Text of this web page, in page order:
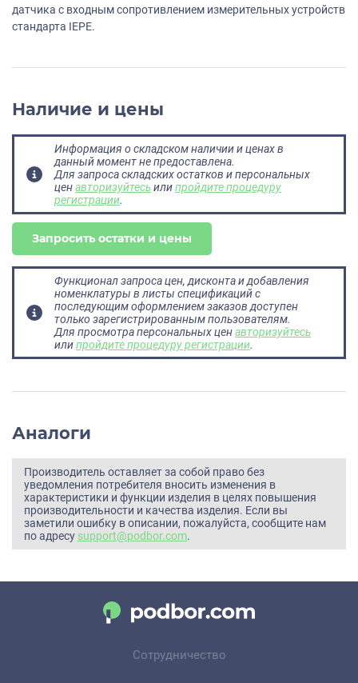
датчика с входным сопротивлением измерительных устройств
стандарта IEPE.
Наличие и цены
Информация о складском наличии и ценах в
данный момент не предоставлена.
Для запроса складских остатков и персональных
ценавторизуйтесьилипройдите процедуру
регистрации.
Запросить остатки и цены
Функционал запроса цен, дисконта и добавления
номенклатуры в листы спецификаций с
последующим оформлением заказов доступен
только зарегистрированным пользователям.
Для просмотра персональных ценавторизуйтесь
илипройдите процедуру регистрации.
Аналоги
Производитель оставляет за собой право без
уведомления потребителя вносить изменения в
характеристики и функции изделия в целях повышения
производительности и качества изделия. Если вы
заметили ошибку в описании, пожалуйста, сообщите нам
по адресу support@podbor.com.
Сотрудничество